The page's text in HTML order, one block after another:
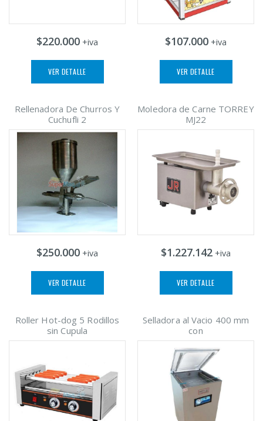
$220.000 +iva
VER DETALLE
$107.000 +iva
VER DETALLE
Rellenadora De Churros Y
Cuchufli 2
$250.000 +iva
VER DETALLE
Moledora de Carne TORREY
MJ22
$1.227.142 +iva
VER DETALLE
Roller Hot-dog 5 Rodillos
sin Cupula
Selladora al Vacio 400 mm
con